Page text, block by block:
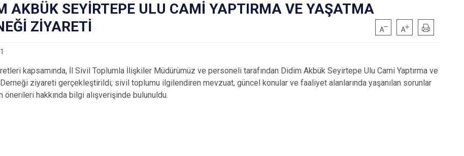
AKBÜK SEYİRTEPE ULU CAMİ YAPTIRMA VE YAŞATMA
ZİYARETİ
kapsamında, İl Sivil Toplumla İlişkiler Müdürümüz ve personeli tarafından Didim Akbük Seyirtepe Ulu Cami Yaptırma ve
ziyareti gerçekleştirildi; sivil toplumu ilgilendiren mevzuat, güncel konular ve faaliyet alanlarında yaşanılan sorunlar
önerileri hakkında bilgi alışverişinde bulunuldu.